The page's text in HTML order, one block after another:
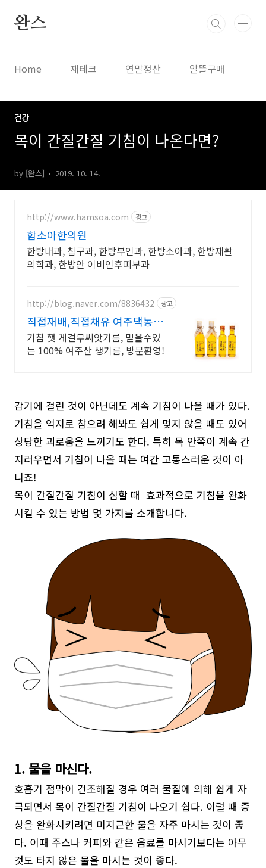
완스
Home 재테크 연말정산 알뜰구매
건강
목이 간질간질 기침이 나온다면?
by [완스] 2019. 10. 14.
http://www.hamsoa.com 광고
함소아한의원
한방내과, 침구과, 한방부인과, 한방소아과, 한방재활
의학과, 한방안 이비인후피부과
http://blog.naver.com/8836432 광고
직접재배,직접채유 여주댁농장
기관지에좋은식품, 폐건강식품
기침 햇 게걸무씨앗기름, 믿을수있
는 100% 여주산 생기름, 방문환영!
감기에 걸린 것이 아닌데도 계속 기침이 나올 때가 있다.
기침을 억지로 참으려 해봐도 쉽게 멎지 않을 때도 있어
상당한 괴로움을 느끼기도 한다. 특히 목 안쪽이 계속 간
지러우면서 기침이 나올 때는 여간 고통스러운 것이 아
니죠!
목이 간질간질 기침이 심할 때 효과적으로 기침을 완화
시킬 수 있는 방법 몇 가지를 소개합니다.
1. 물을 마신다.
호흡기 점막이 건조해질 경우 여러 물질에 의해 쉽게 자
극되면서 목이 간질간질 기침이 나오기 쉽다. 이럴 때 증
상을 완화시키려면 미지근한 물을 자주 마시는 것이 좋
다. 이때 주스나 커피와 같은 음료를 마시기보다는 아무
것도 타지 않은 물을 마시는 것이 좋다.